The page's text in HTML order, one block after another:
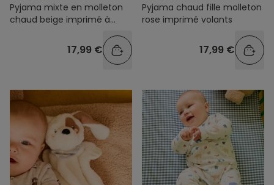
Pyjama mixte en molleton
chaud beige imprimé à
17,99 €
Pyjama chaud fille molleton
rose imprimé volants
17,99 €